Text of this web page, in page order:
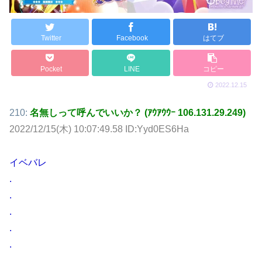
Twitter Facebook はてブ
Pocket LINE コピー
2022.12.15
210: 名無しって呼んでいいか？ (ｱｳｱｳｳｰ 106.131.29.249)
2022/12/15(木) 10:07:49.58 ID:Yyd0ES6Ha
イベバレ
.
.
.
.
.